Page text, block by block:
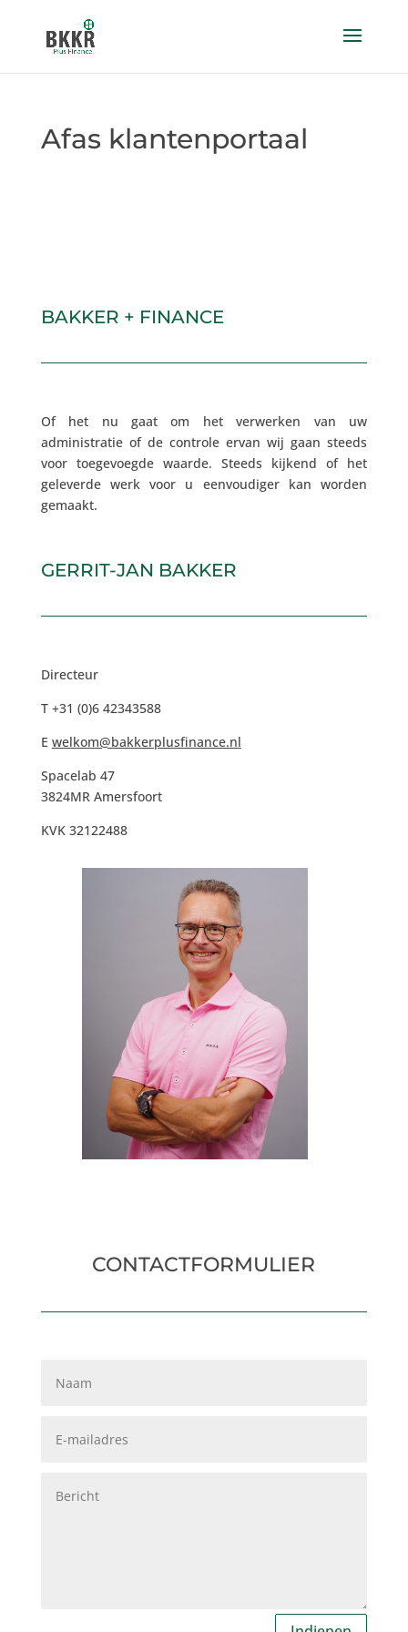
Afas klantenportaal
BAKKER + FINANCE
Of het nu gaat om het verwerken van uw
administratie of de controle ervan wij gaan steeds
voor toegevoegde waarde. Steeds kijkend of het
geleverde werk voor u eenvoudiger kan worden
gemaakt.
GERRIT-JAN BAKKER
Directeur
T +31 (0)6 42343588
E welkom@bakkerplusfinance.nl
Spacelab 47
3824MR Amersfoort
KVK 32122488
CONTACTFORMULIER